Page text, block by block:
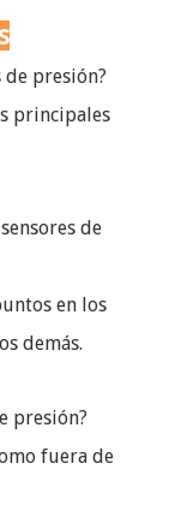
de presión?
principales
de
en los
demás.
presión?
fuera de